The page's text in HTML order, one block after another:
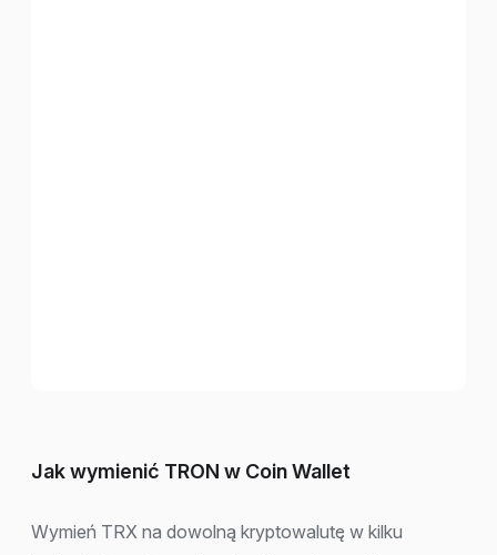
Jak wymienić TRON w Coin Wallet
Wymień TRX na dowolną kryptowalutę w kilku